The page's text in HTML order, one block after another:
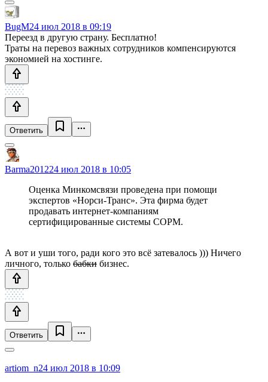
BugM24 июл 2018 в 09:19
Переезд в другую страну. Бесплатно!
Траты на перевоз важных сотрудников компенсируются
экономией на хостинге.
Ответить
Barma201224 июл 2018 в 10:05
Оценка Минкомсвязи проведена при помощи
экспертов «Норси-Транс». Эта фирма будет
продавать интернет-компаниям
сертифицированные системы СОРМ.
А вот и уши того, ради кого это всё затевалось ))) Ничего
личного, только бабки бизнес.
Ответить
artiom_n24 июл 2018 в 10:09